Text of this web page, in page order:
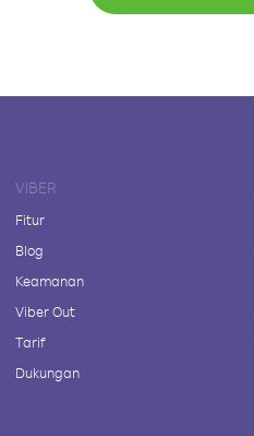
VIBER
Fitur
Blog
Keamanan
Viber Out
Tarif
Dukungan